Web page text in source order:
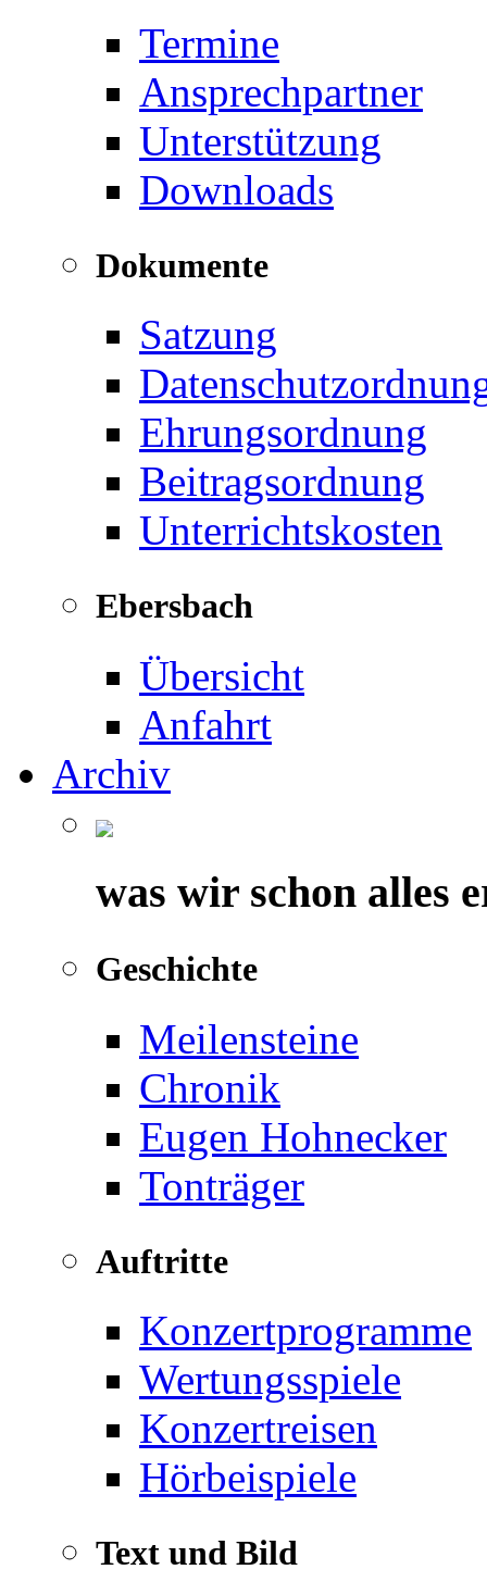
Termine
Ansprechpartner
Unterstützung
Downloads
Dokumente
Satzung
Ehrungsordnung
Beitragsordnung
Unterrichtskosten
Ebersbach
Übersicht
Anfahrt
Archiv
was wir schon alles
Geschichte
Meilensteine
Chronik
Eugen Hohnecker
Tonträger
Auftritte
Konzertprogramme
Wertungsspiele
Konzertreisen
Hörbeispiele
Text und Bild